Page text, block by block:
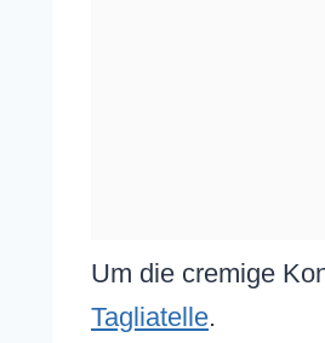
Um die cremige
Tagliatelle.